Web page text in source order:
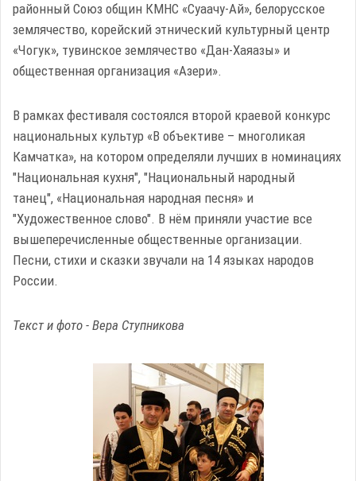
районный Союз общин КМНС «Суаачу-Ай», белорусское
землячество, корейский этнический культурный центр
«Чогук», тувинское землячество «Дан-Хаяазы» и
общественная организация «Азери».
В рамках фестиваля состоялся второй краевой конкурс
национальных культур «В объективе – многоликая
Камчатка», на котором определяли лучших в номинациях
"Национальная кухня", "Национальный народный
танец", «Национальная народная песня» и
"Художественное слово". В нём приняли участие все
вышеперечисленные общественные организации.
Песни, стихи и сказки звучали на 14 языках народов
России.
Текст и фото - Вера Ступникова